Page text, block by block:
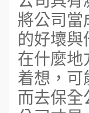
將公司當
的好壞
在什麼地
着想，
而去保全